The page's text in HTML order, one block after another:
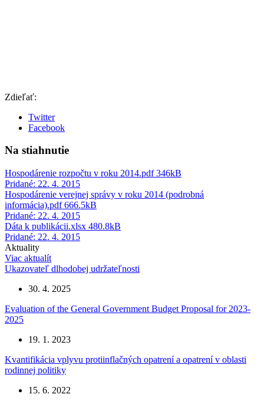
Zdieľať:
Twitter
Facebook
Na stiahnutie
Hospodárenie rozpočtu v roku 2014.pdf346kB
Pridané: 22. 4. 2015
Hospodárenie verejnej správy v roku 2014 (podrobná
informácia).pdf666.5kB
Pridané: 22. 4. 2015
Dáta k publikácii.xlsx 480.8kB
Pridané: 22. 4. 2015
Aktuality
Viac aktualít
Ukazovateľ dlhodobej udržateľnosti
30. 4. 2025
Evaluation of the General Government Budget Proposal for 2023-
2025
19. 1. 2023
Kvantifikácia vplyvu protiinflačných opatrení a opatrení v oblasti
rodinnej politiky
15. 6. 2022